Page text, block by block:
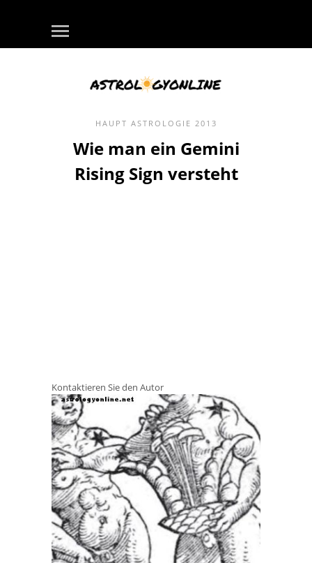
HAUPT ASTROLOGIE 2013
Wie man ein Gemini
Rising Sign versteht
Kontaktieren Sie den Autor